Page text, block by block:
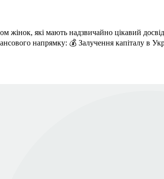
які мають надзвичайно цікавий
напрямку: 💰 Залучення капіталу в